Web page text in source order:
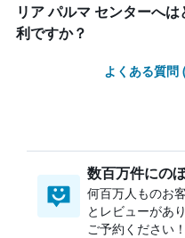
リア パルマ センターへ
利ですか？
よくある質問
数百万件にの
何百万人ものお
とレビューがあ
ご予約ください！